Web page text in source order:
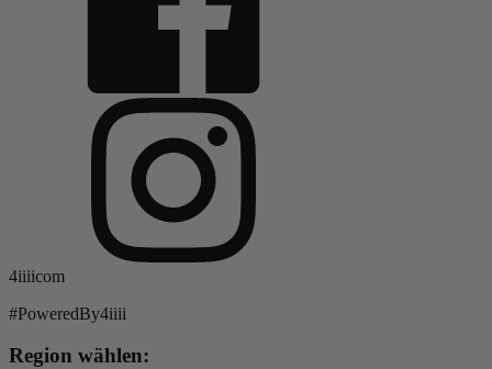
4iiiicom
#PoweredBy4iiii
Region wählen: